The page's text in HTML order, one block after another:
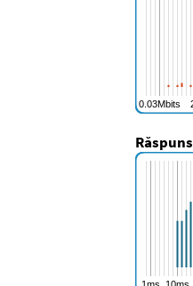
Răspuns